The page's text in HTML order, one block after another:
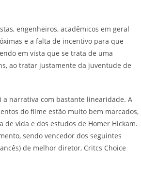
engenheiros, acadêmicos em geral
e a falta de incentivo para que
em vista que se trata de uma
ao tratar justamente da juventude de
a narrativa com bastante linearidade. A
do filme estão muito bem marcados,
vida e dos estudos de Homer Hickam.
sendo vencedor dos seguintes
de melhor diretor, Critcs Choice